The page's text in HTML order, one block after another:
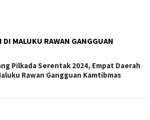
DI MALUKU RAWAN GANGGUAN
Pilkada Serentak 2024, Empat Daerah
Rawan Gangguan Kamtibmas